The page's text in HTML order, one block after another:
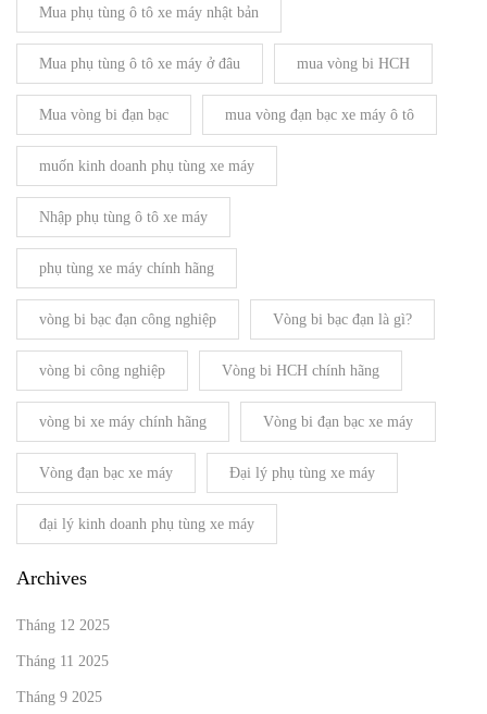
Mua phụ tùng ô tô xe máy nhật bản
Mua phụ tùng ô tô xe máy ở đâu mua vòng bi HCH
Mua vòng bi đạn bạc mua vòng đạn bạc xe máy ô tô
muốn kinh doanh phụ tùng xe máy
Nhập phụ tùng ô tô xe máy
phụ tùng xe máy chính hãng
vòng bi bạc đạn công nghiệp Vòng bi bạc đạn là gì?
vòng bi công nghiệp Vòng bi HCH chính hãng
vòng bi xe máy chính hãng Vòng bi đạn bạc xe máy
Vòng đạn bạc xe máy Đại lý phụ tùng xe máy
đại lý kinh doanh phụ tùng xe máy
Archives
Tháng 12 2025
Tháng 11 2025
Tháng 9 2025